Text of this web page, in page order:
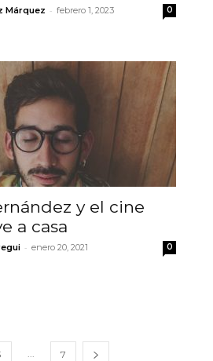
Márquez - febrero 1, 2023 0
y el cine
a casa
- enero 20, 2021 0
7